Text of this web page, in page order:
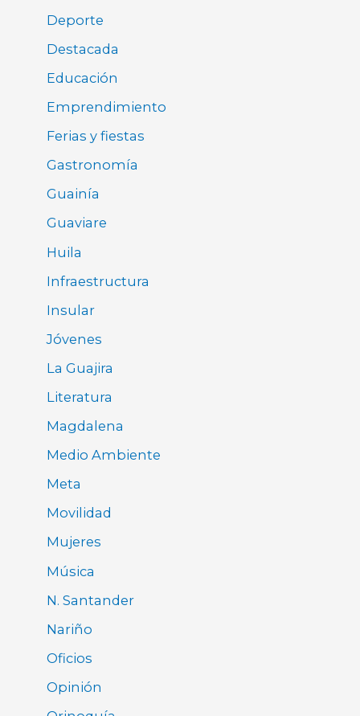
Deporte
Destacada
Educación
Emprendimiento
Ferias y fiestas
Gastronomía
Guainía
Guaviare
Huila
Infraestructura
Insular
Jóvenes
La Guajira
Literatura
Magdalena
Medio Ambiente
Meta
Movilidad
Mujeres
Música
N. Santander
Nariño
Oficios
Opinión